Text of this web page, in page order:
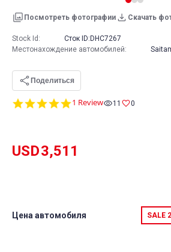
Посмотреть фотографии Скачать
5.0
1 Review 11 0
USD3,511
Цена автомобиля SALE
Stock Id: Сток ID: DHC7267
Местонахождение автомобилей:
Поделиться